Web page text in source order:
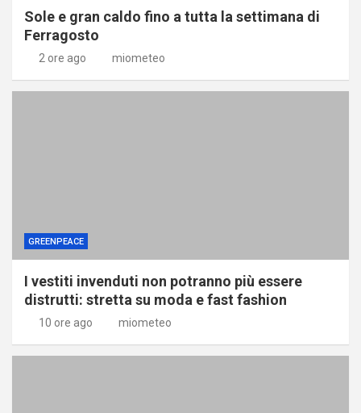
Sole e gran caldo fino a tutta la settimana di
Ferragosto
2 ore ago miometeo
GREENPEACE
I vestiti invenduti non potranno più essere
distrutti: stretta su moda e fast fashion
10 ore ago miometeo